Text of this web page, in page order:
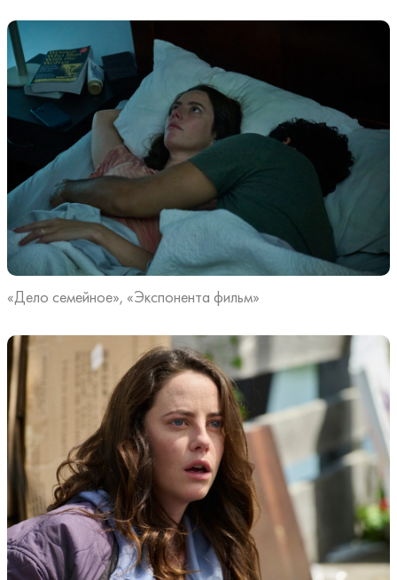
«Дело семейное», «Экспонента фильм»